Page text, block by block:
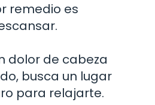
remedio es
dolor de cabeza
busca un lugar
para relajarte.